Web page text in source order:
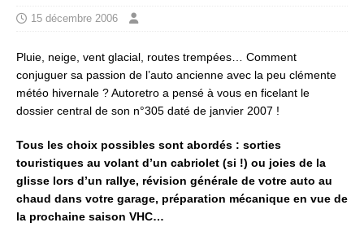
15 décembre 2006
Pluie, neige, vent glacial, routes trempées… Comment
conjuguer sa passion de l’auto ancienne avec la peu clémente
météo hivernale ? Autoretro a pensé à vous en ficelant le
dossier central de son n°305 daté de janvier 2007 !
Tous les choix possibles sont abordés : sorties
touristiques au volant d’un cabriolet (si !) ou joies de la
glisse lors d’un rallye, révision générale de votre auto au
chaud dans votre garage, préparation mécanique en vue de
la prochaine saison VHC…